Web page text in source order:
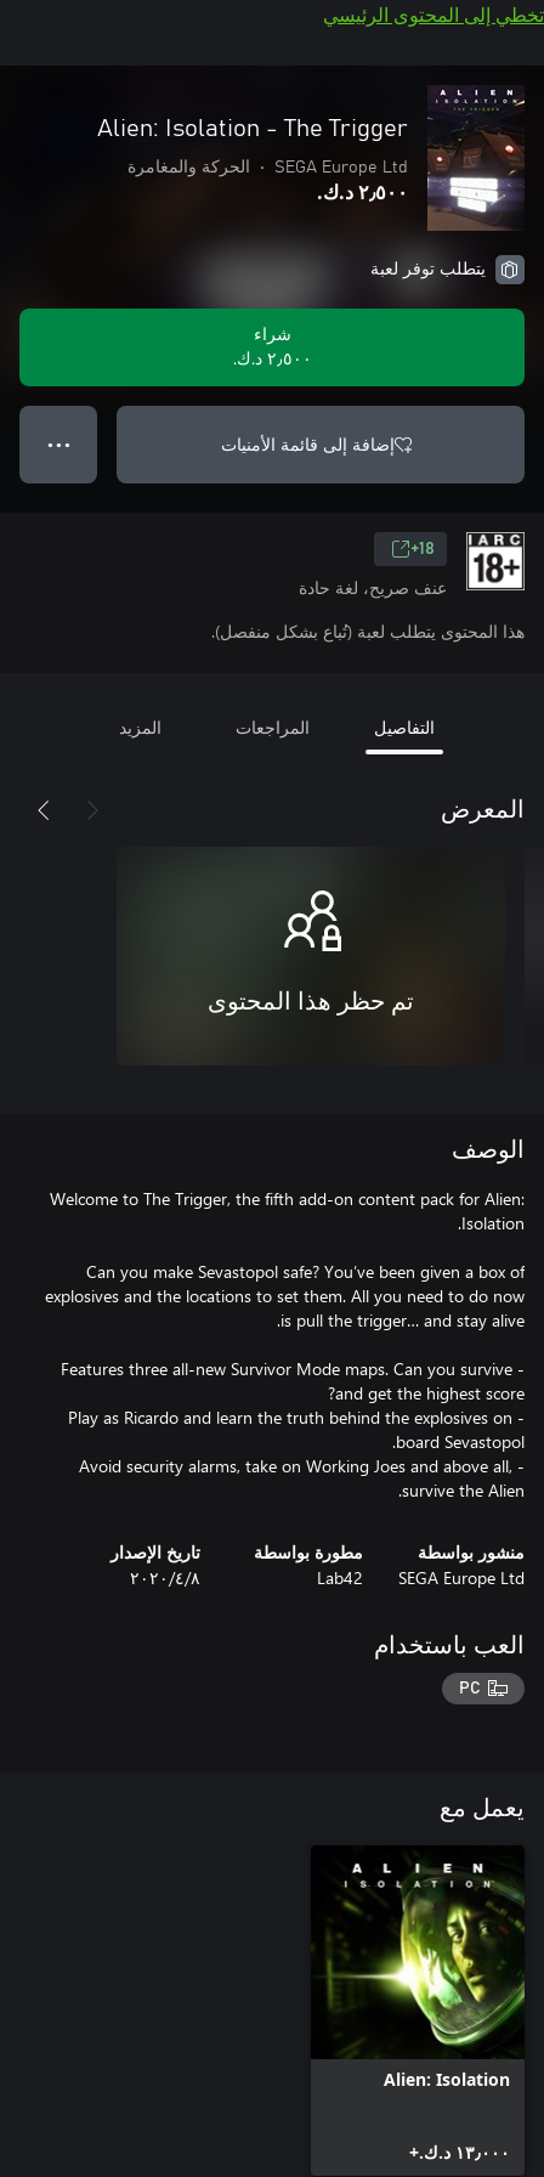
تخطي إلى المحتوى الرئيسي
Alien: Isolation - The Trigger
SEGA Europe Ltd
• الحركة والمغامرة
٢٫٥٠٠ د.ك.‏
يتطلب توفر لعبة
شراء
٢٫٥٠٠ د.ك.‏
إضافة إلى قائمة الأمنيات ● ● ●
18+
عنف صريح، لغة حادة
هذا المحتوى يتطلب لعبة (تُباع بشكل منفصل).
التفاصيل المراجعات المزيد
المعرض
تم حظر هذا المحتوى
الوصف
Welcome to The Trigger, the fifth add-on content pack for Alien:
Can you make Sevastopol safe? You’ve been given a box of
explosives and the locations to set them. All you need to do now
- Features three all-new Survivor Mode maps. Can you survive
- Play as Ricardo and learn the truth behind the explosives on
- Avoid security alarms, take on Working Joes and above all,
survive the Alien.
منشور بواسطة
SEGA Europe Ltd
مطورة بواسطة
Lab42
تاريخ الإصدار
٨‏/٤‏/٢٠٢٠
العب باستخدام
PC
يعمل مع
Alien: Isolation
١٣٫٠٠٠ د.ك.‏+